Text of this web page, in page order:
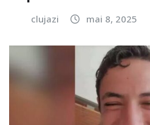
clujazi mai 8, 2025